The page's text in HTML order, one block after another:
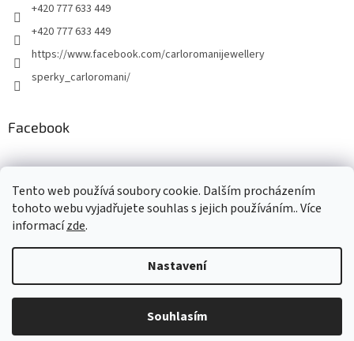
Tento web používá soubory cookie. Dalším procházením
tohoto webu vyjadřujete souhlas s jejich používáním.. Více
informacízde.
Nastavení
Souhlasím
+420 777 633 449
+420 777 633 449
https://www.facebook.com/carloromanijewellery
sperky_carloromani/
Facebook
Instagram
Copyright 2026www.carloromani-shop.cz. Všechna práva
Upravit nastavení cookies